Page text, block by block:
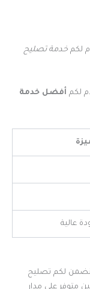
لكم خدمة تصليح
لكم أفضل خدمة
عالية
نضمن لكم تصليح